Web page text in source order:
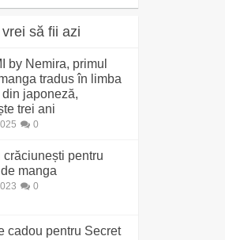
să fii azi
by Nemira, primul
tradus în limba
din japoneză,
trei ani
0
crăciunești pentru
manga
0
cadou pentru Secret